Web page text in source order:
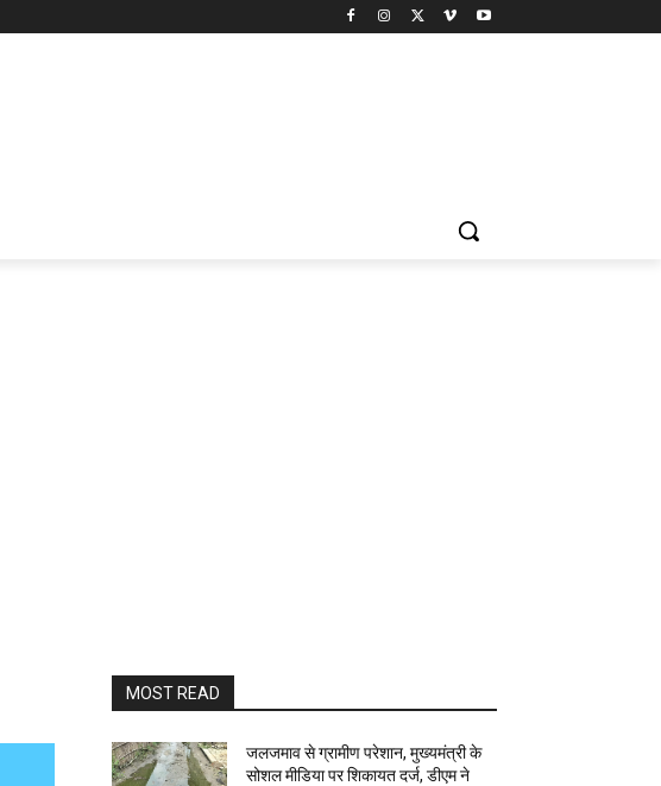
MOST READ
जलजमाव से ग्रामीण परेशान, मुख्यमंत्री के
सोशल मीडिया पर शिकायत दर्ज, डीएम ने